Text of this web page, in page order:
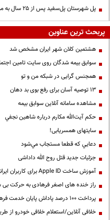
پل شهرستان پل‌سفید پس از ۲۵ سال به مرحله بهره‌برداری رسید
پربحث ترین عناوین
هشتمین کلان شهر ایران مشخص شد
سوابق بیمه شدگان روی سایت تامین
همجنس گرایی در شبکه من و تو
13 توصیه آسان برای رفع بوی بد دهان
مشاهده سامانه آنلاين سوابق بیمه
حكم آيت‌الله مكارم درباره شاهين نجفي
سایتهای همسریابی!
دعايي كه قطعا مستجاب مي‌شود
جزئیات جدید قتل روح الله داداشی
آموزش ساخت Apple ID برای کاربران ایرانی
راز خنده های اصغر فرهادی به حرکت بی
پرداخت ۱۰۰ درصد پاداش پایان خدمت فرهنگیان
خلافی آنلاین/استعلام خلافی خودرو از